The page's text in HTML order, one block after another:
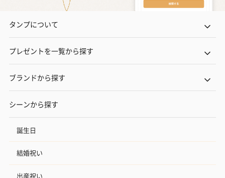
タンプについて
プレゼントを一覧から探す
ブランドから探す
シーンから探す
誕生日
結婚祝い
出産祝い